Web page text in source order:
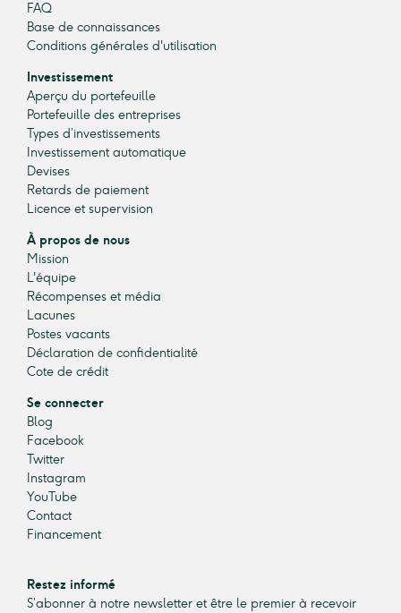
FAQ
Base de connaissances
Conditions générales d'utilisation
Investissement
Aperçu du portefeuille
Portefeuille des entreprises
Types d’investissements
Investissement automatique
Devises
Retards de paiement
Licence et supervision
À propos de nous
Mission
L'équipe
Récompenses et média
Lacunes
Postes vacants
Déclaration de confidentialité
Cote de crédit
Se connecter
Blog
Facebook
Twitter
Instagram
YouTube
Contact
Financement
Restez informé
S’abonner à notre newsletter et être le premier à recevoir